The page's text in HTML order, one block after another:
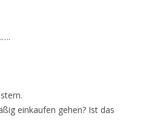
einkaufen gehen? Ist das